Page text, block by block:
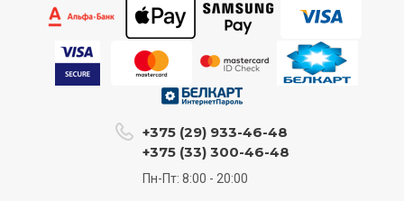
+375 (29) 933-46-48
+375 (33) 300-46-48
Пн-Пт: 8:00 - 20:00